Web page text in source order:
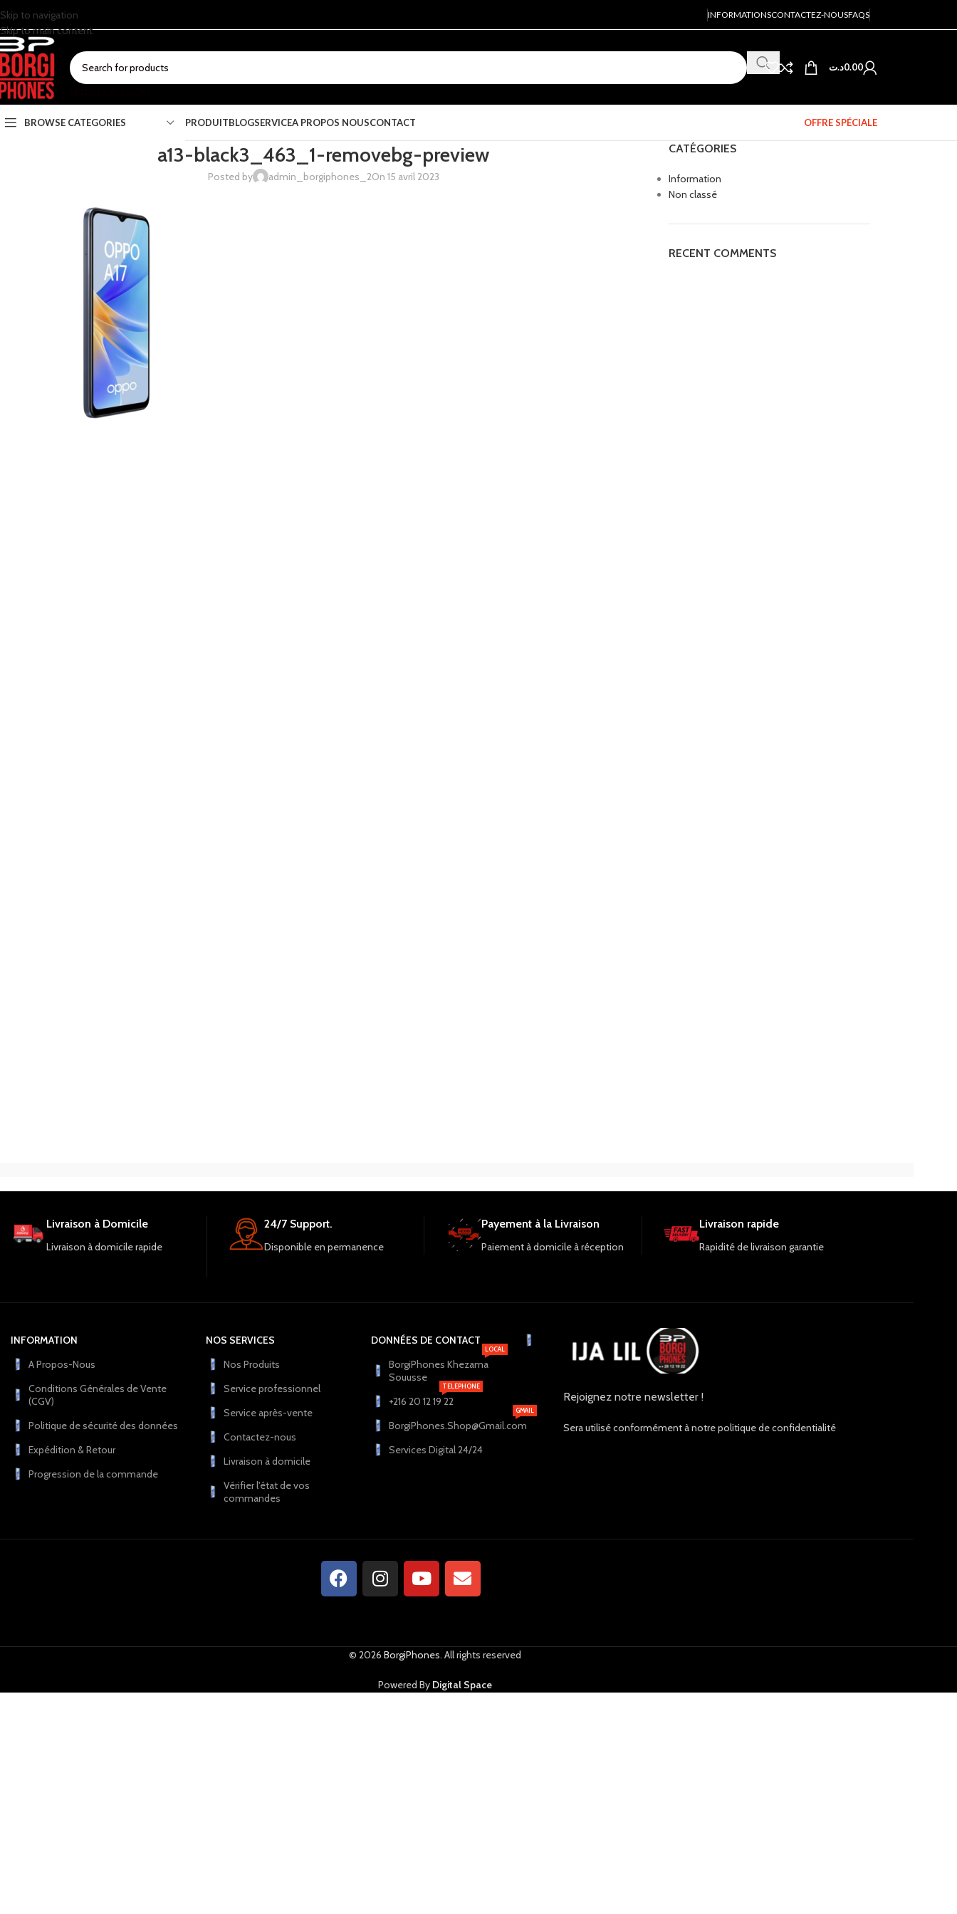
Skip to navigation
Skip to main content
INFORMATIONSCONTACTEZ-NOUSFAQS
0.00د.ت
BROWSE CATEGORIES PRODUITBLOGSERVICEA PROPOS NOUSCONTACT OFFRE SPÉCIALE
a13-black3_463_1-removebg-preview
Posted by admin_borgiphones_2On 15 avril 2023
CATÉGORIES
Information
Non classé
RECENT COMMENTS
Livraison à Domicile
Livraison à domicile rapide
24/7 Support.
Disponible en permanence
Payement à la Livraison
Paiement à domicile à réception
Livraison rapide
Rapidité de livraison garantie
INFORMATION
A Propos-Nous
Conditions Générales de Vente
(CGV)
Politique de sécurité des données
Expédition & Retour
Progression de la commande
NOS SERVICES
Nos Produits
Service professionnel
Service après-vente
Contactez-nous
Livraison à domicile
Vérifier l'état de vos
commandes
DONNÉES DE CONTACT
BorgiPhones Khezama
Souusse
LOCAL
+216 20 12 19 22
TELEPHONE
BorgiPhones.Shop@Gmail.com
GMAIL
Services Digital 24/24
Rejoignez notre newsletter !
Sera utilisé conformément à notre politique de confidentialité
© 2026 BorgiPhones. All rights reserved
Powered By Digital Space